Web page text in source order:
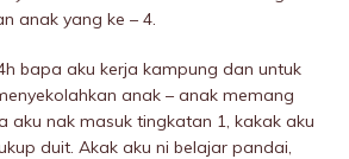
anak yang ke – 4.
bapa aku kerja kampung dan untuk
anak – anak memang
aku nak masuk tingkatan 1, kakak aku
duit. Akak aku ni belajar pandai,